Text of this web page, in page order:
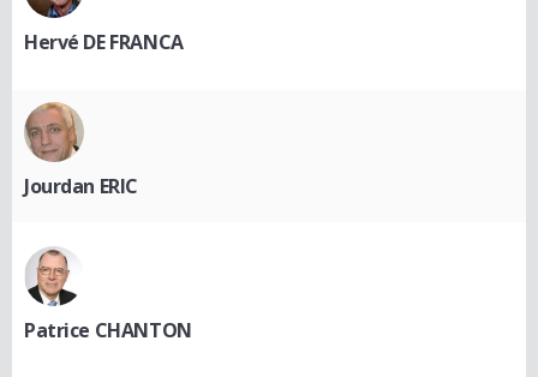
Hervé DE FRANCA
Jourdan ERIC
Patrice CHANTON